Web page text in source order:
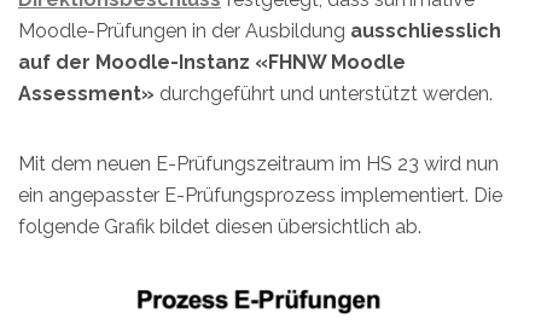
Moodle-Prüfungen in der Ausbildung ausschliesslich
auf der Moodle-Instanz «FHNW Moodle
Assessment» durchgeführt und unterstützt werden.
Mit dem neuen E-Prüfungszeitraum im HS 23 wird nun
ein angepasster E-Prüfungsprozess implementiert. Die
folgende Grafik bildet diesen übersichtlich ab.